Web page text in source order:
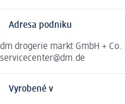
Adresa podniku
dm drogerie markt GmbH +
servicecenter@dm.de
Vyrobené v